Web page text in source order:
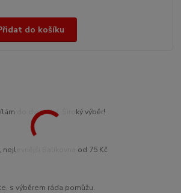
do košíku
do dvou dní. Široký výběr!
nejlevnější Balíkovna od 75 Kč
s výběrem ráda pomůžu.